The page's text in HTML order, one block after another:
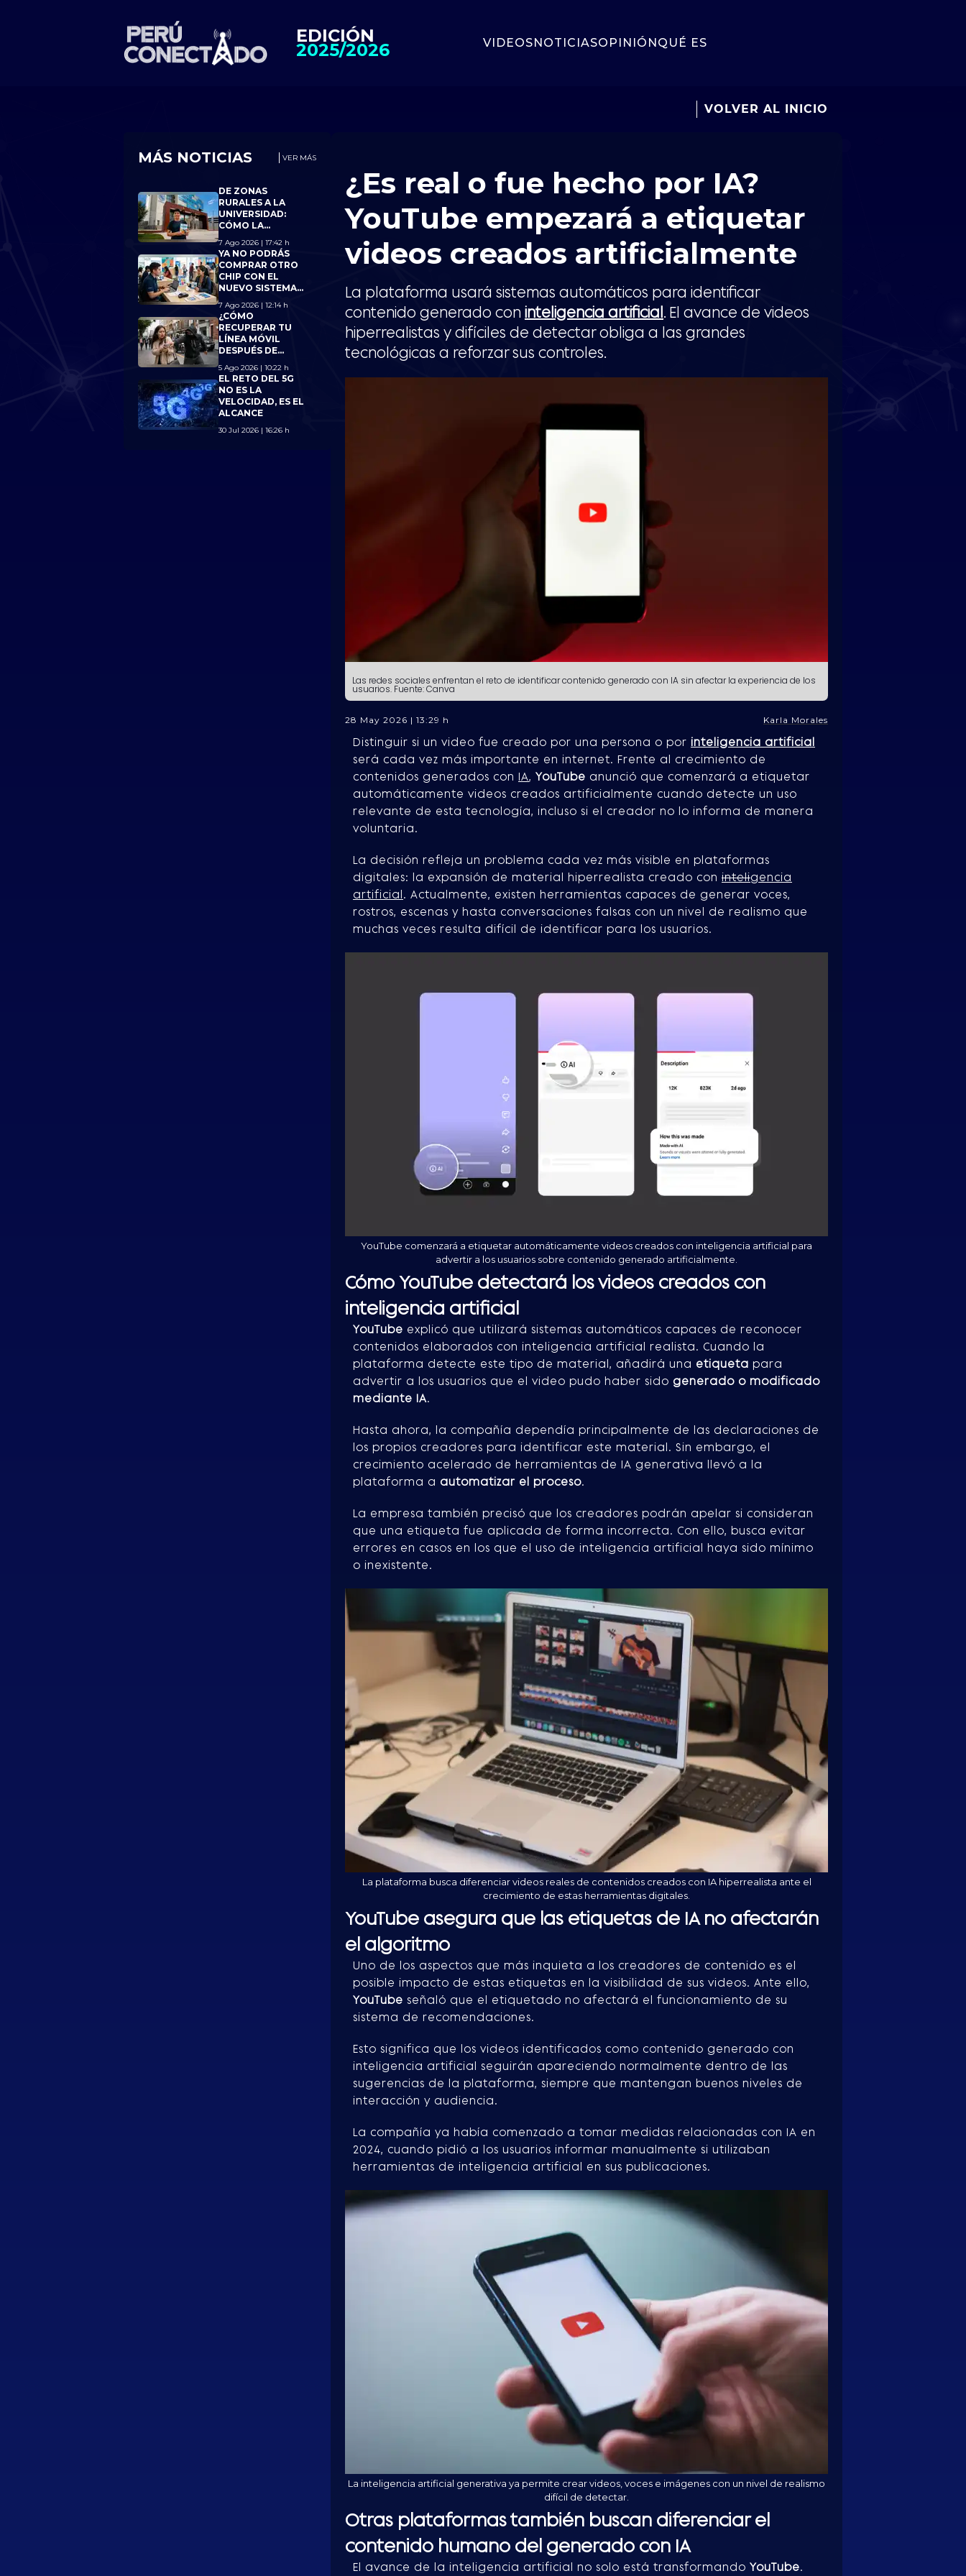
EDICIÓN
2025/2026 VIDEOSNOTICIASOPINIÓNQUÉ ES
VOLVER AL INICIO
MÁS NOTICIAS VER MÁS
DE ZONAS
RURALES A LA
UNIVERSIDAD:
CÓMO LA
AYUDÓ A 15
JÓVENES A
ALCANZAR BECA
18
7 Ago 2026 | 17:42 h
YA NO PODRÁS
COMPRAR OTRO
CHIP CON EL
NUEVO SISTEMA
ALCANZAS EL
LÍMITE DE 7
LÍNEAS
7 Ago 2026 | 12:14 h
¿CÓMO
RECUPERAR TU
LÍNEA MÓVIL
DESPUÉS DE
CELULAR?
CONOCE LOS
NUEVOS
REQUISITOS
5 Ago 2026 | 10:22 h
EL RETO DEL 5G
NO ES LA
VELOCIDAD, ES EL
ALCANCE
30 Jul 2026 | 16:26 h
¿Es real o fue hecho por IA?
YouTube empezará a etiquetar
videos creados artificialmente
La plataforma usará sistemas automáticos para identificar
contenido generado con inteligencia artificial. El avance de videos
hiperrealistas y difíciles de detectar obliga a las grandes
tecnológicas a reforzar sus controles.
Las redes sociales enfrentan el reto de identificar contenido generado con IA sin afectar la experiencia de los
usuarios. Fuente: Canva
28 May 2026 | 13:29 h Karla Morales
Distinguir si un video fue creado por una persona o por inteligencia artificial
será cada vez más importante en internet. Frente al crecimiento de
contenidos generados con IA, YouTube anunció que comenzará a etiquetar
automáticamente videos creados artificialmente cuando detecte un uso
relevante de esta tecnología, incluso si el creador no lo informa de manera
voluntaria.
La decisión refleja un problema cada vez más visible en plataformas
digitales: la expansión de material hiperrealista creado con inteligencia
artificial . Actualmente, existen herramientas capaces de generar voces,
rostros, escenas y hasta conversaciones falsas con un nivel de realismo que
muchas veces resulta difícil de identificar para los usuarios.
YouTube comenzará a etiquetar automáticamente videos creados con inteligencia artificial para
advertir a los usuarios sobre contenido generado artificialmente.
Cómo YouTube detectará los videos creados con
inteligencia artificial
YouTube explicó que utilizará sistemas automáticos capaces de reconocer
contenidos elaborados con inteligencia artificial realista. Cuando la
plataforma detecte este tipo de material, añadirá una etiqueta para
advertir a los usuarios que el video pudo haber sido generado o modificado
mediante IA.
Hasta ahora, la compañía dependía principalmente de las declaraciones de
los propios creadores para identificar este material. Sin embargo, el
crecimiento acelerado de herramientas de IA generativa llevó a la
plataforma a automatizar el proceso.
La empresa también precisó que los creadores podrán apelar si consideran
que una etiqueta fue aplicada de forma incorrecta. Con ello, busca evitar
errores en casos en los que el uso de inteligencia artificial haya sido mínimo
o inexistente.
La plataforma busca diferenciar videos reales de contenidos creados con IA hiperrealista ante el
crecimiento de estas herramientas digitales.
YouTube asegura que las etiquetas de IA no afectarán
el algoritmo
Uno de los aspectos que más inquieta a los creadores de contenido es el
posible impacto de estas etiquetas en la visibilidad de sus videos. Ante ello,
YouTube señaló que el etiquetado no afectará el funcionamiento de su
sistema de recomendaciones.
Esto significa que los videos identificados como contenido generado con
inteligencia artificial seguirán apareciendo normalmente dentro de las
sugerencias de la plataforma, siempre que mantengan buenos niveles de
interacción y audiencia.
La compañía ya había comenzado a tomar medidas relacionadas con IA en
2024, cuando pidió a los usuarios informar manualmente si utilizaban
herramientas de inteligencia artificial en sus publicaciones.
La inteligencia artificial generativa ya permite crear videos, voces e imágenes con un nivel de realismo
difícil de detectar.
Otras plataformas también buscan diferenciar el
contenido humano del generado con IA
El avance de la inteligencia artificial no solo está transformando YouTube.